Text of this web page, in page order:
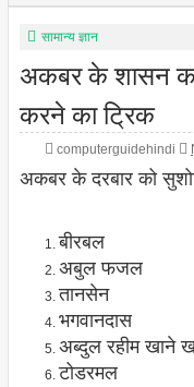
सामान्य ज्ञान
अकबर के शासन
करने का ट्रिक
computerguidehindi
अकबर के दरबार को
बीरबल
अबुल फजल
तानसेन
भगवानदास
अब्दुल रहीम खाने
टोडरमल